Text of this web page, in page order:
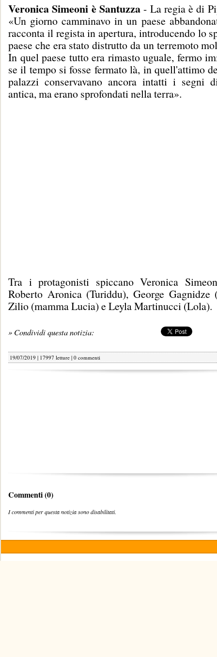
Veronica Simeoni è Santuzza- La regia è di
«Un giorno camminavo in un paese
racconta il regista in apertura, introducendo lo
paese che era stato distrutto da un terremoto
In quel paese tutto era rimasto uguale, fermo
se il tempo si fosse fermato là, in quell'attimo
palazzi conservavano ancora intatti i segni
antica, ma erano sprofondati nella terra».
Tra i protagonisti spiccano Veronica
Roberto Aronica (Turiddu), George
Zilio (mamma Lucia) e Leyla Martinucci (Lola).
» Condividi questa notizia:
19/07/2019 | 17997 letture | 0 commenti
Commenti (0)
I commenti per questa notizia sono disabilitati.